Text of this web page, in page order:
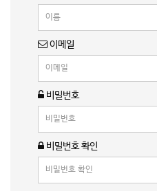
이메일
비밀번호
비밀번호 확인